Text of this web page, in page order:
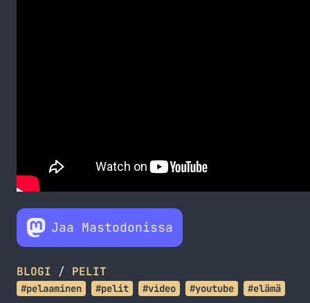
Jaa Mastodonissa
BLOGI / PELIT
#pelaaminen #pelit #video #youtube
#elämä